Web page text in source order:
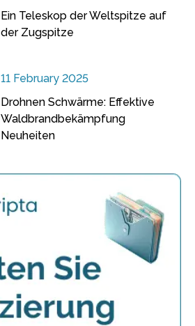
Ein Teleskop der Weltspitze auf
der Zugspitze
11 February 2025
Drohnen Schwärme: Effektive
Waldbrandbekämpfung
Neuheiten